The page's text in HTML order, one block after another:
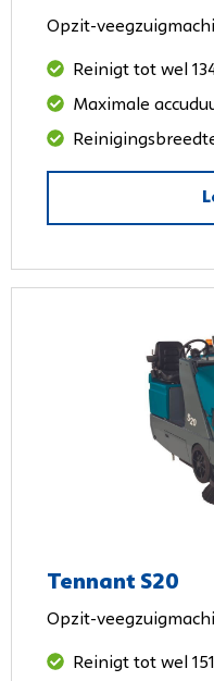
Opzit-
Reinigt tot wel
Maximale
Tennant S20
Opzit-
Reinigt tot wel